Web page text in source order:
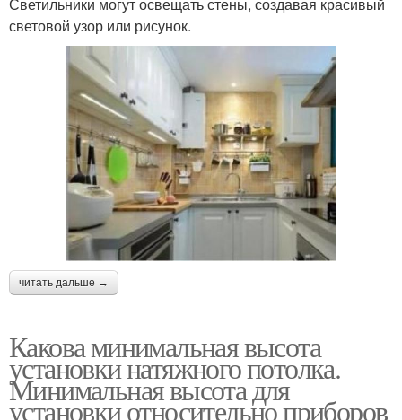
Светильники могут освещать стены, создавая красивый
световой узор или рисунок.
читать дальше →
Какова минимальная высота
установки натяжного потолка.
Минимальная высота для
установки относительно приборов